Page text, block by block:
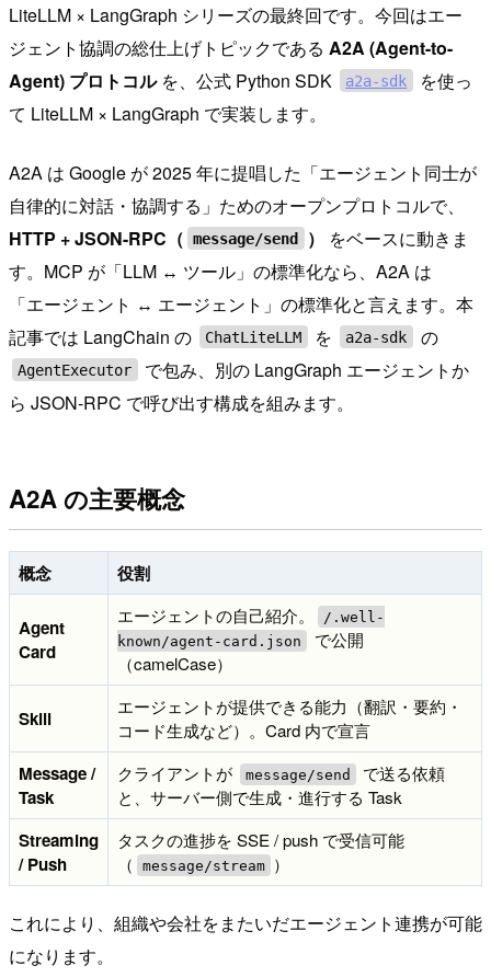
LiteLLM × LangGraph シリーズの最終回です。今回はエー
ジェント協調の総仕上げトピックである A2A (Agent-to-
Agent) プロトコルを、公式 Python SDK a2a-sdk
を使っ
て LiteLLM × LangGraph で実装します。
A2A は Google が 2025 年に提唱した「エージェント同士が
自律的に対話・協調する」ためのオープンプロトコルで、
HTTP + JSON-RPC（ message/send ）
をベースに動きま
す。MCP が「LLM ↔ ツール」の標準化なら、A2A は
「エージェント ↔ エージェント」の標準化と言えます。本
記事では LangChain の
ChatLiteLLM を a2a-sdk の
AgentExecutor
で包み、別の LangGraph エージェントか
ら JSON-RPC で呼び出す構成を組みます。
A2A の主要概念
概念 役割
Agent
Card
エージェントの自己紹介。
/.well-
known/agent-card.json
で公開
（camelCase）
Skill
エージェントが提供できる能力（翻訳・要約・
コード生成など）。Card 内で宣言
Message /
Task
クライアントが message/send
で送る依頼
と、サーバー側で生成・進行する Task
Streaming
/ Push
タスクの進捗を SSE / push で受信可能
（
message/stream ）
これにより、組織や会社をまたいだエージェント連携が可能
になります。